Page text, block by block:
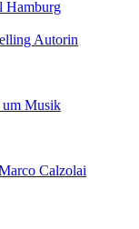
Hamburg
Autorin
um Musik
Calzolai